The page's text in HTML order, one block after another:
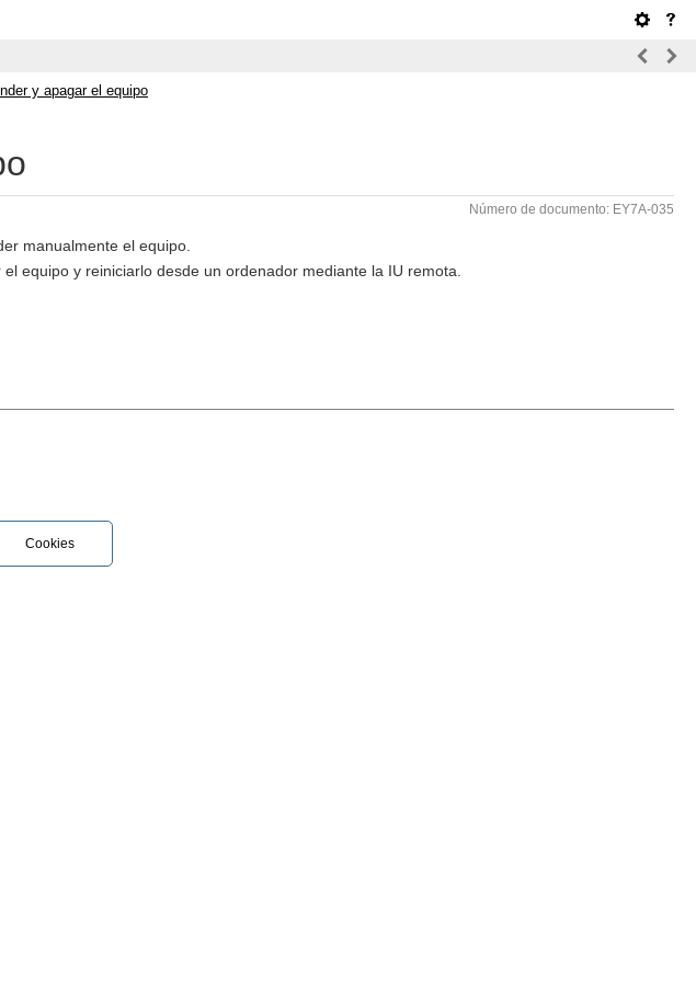
y apagar el equipo
Número de documento: EY7A-035
manualmente el equipo.
equipo y reiniciarlo desde un ordenador mediante la IU remota.
Cookies